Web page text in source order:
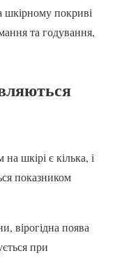
покриві
та годування,
шкірі є кілька, і
показником
вірогідна поява
при